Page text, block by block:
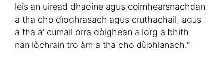
leis an uiread dhaoine agus coimhearsnachdan
a tha cho dìoghrasach agus cruthachail, agus
a tha a’ cumail orra dòighean a lorg a bhith
nan lòchrain tro àm a tha cho dùbhlanach.”